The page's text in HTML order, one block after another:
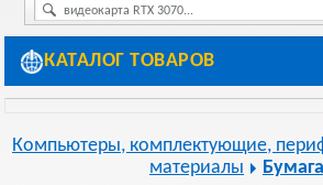
видеокарта RTX 3070...
КАТАЛОГ ТОВАРОВ
Компьютеры, комплектующие,
материалы
Бумага